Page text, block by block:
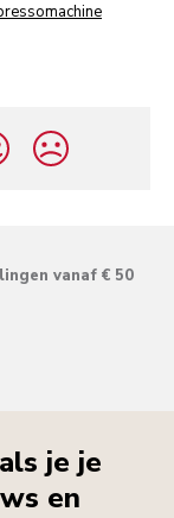
vanaf € 50
je je
en